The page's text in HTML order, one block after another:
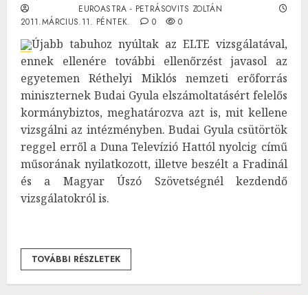
EUROASTRA - PETRÁSOVITS ZOLTÁN
2011.MÁRCIUS.11. PÉNTEK.
0 0
Újabb tabuhoz nyúltak az ELTE vizsgálatával,
ennek ellenére további ellenőrzést javasol az
egyetemen Réthelyi Miklós nemzeti erőforrás
miniszternek Budai Gyula elszámoltatásért felelős
kormánybiztos, meghatározva azt is, mit kellene
vizsgálni az intézményben. Budai Gyula csütörtök
reggel erről a Duna Televízió Hattól nyolcig című
műsorának nyilatkozott, illetve beszélt a Fradinál
és a Magyar Úszó Szövetségnél kezdendő
vizsgálatokról is.
TOVÁBBI RÉSZLETEK